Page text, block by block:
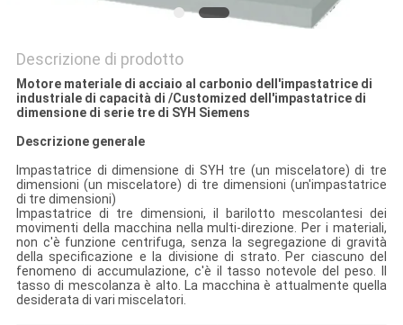
Descrizione di prodotto
Motore materiale di acciaio al carbonio dell'impastatrice di
industriale di capacità di /Customized dell'impastatrice di
dimensione di serie tre di SYH Siemens
Descrizione generale
Impastatrice di dimensione di SYH tre (un miscelatore) di tre
dimensioni (un miscelatore) di tre dimensioni (un'impastatrice
di tre dimensioni)
Impastatrice di tre dimensioni, il barilotto mescolantesi dei
movimenti della macchina nella multi-direzione. Per i materiali,
non c'è funzione centrifuga, senza la segregazione di gravità
della specificazione e la divisione di strato. Per ciascuno del
fenomeno di accumulazione, c'è il tasso notevole del peso. Il
tasso di mescolanza è alto. La macchina è attualmente quella
desiderata di vari miscelatori.